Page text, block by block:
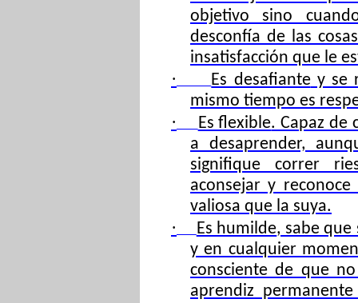
objetivo sino
desconfía de las
insatisfacción que le
· Es desafiantey se
mismo tiempo es
· Es flexible. Capaz de
a desaprender,
signifique correr
aconsejar y
valiosa que la suya.
· Es humilde, sabe
y en cualquier
consciente de que
aprendiz